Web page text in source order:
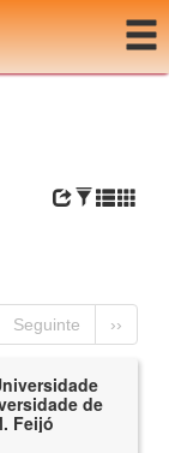
Seguinte ››
de
Feijó